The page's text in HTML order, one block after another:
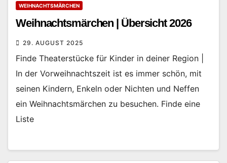
WEIHNACHTSMÄRCHEN
Weihnachtsmärchen | Übersicht 2026
29. AUGUST 2025
Finde Theaterstücke für Kinder in deiner Region |
In der Vorweihnachtszeit ist es immer schön, mit
seinen Kindern, Enkeln oder Nichten und Neffen
ein Weihnachtsmärchen zu besuchen. Finde eine
Liste